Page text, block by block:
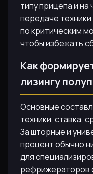
типу прицепа и
передаче
по критическим
чтобы избежать
Как
лизингу
Основные
техники, ставка,
За шторные и
процент обычно
для
рефрижераторов